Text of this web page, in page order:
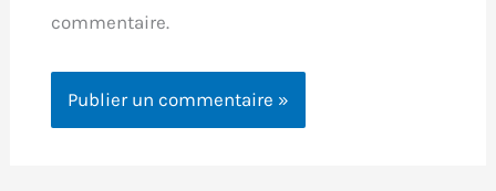
commentaire.